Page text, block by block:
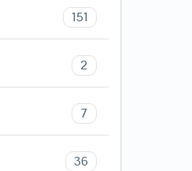
151
2
7
36